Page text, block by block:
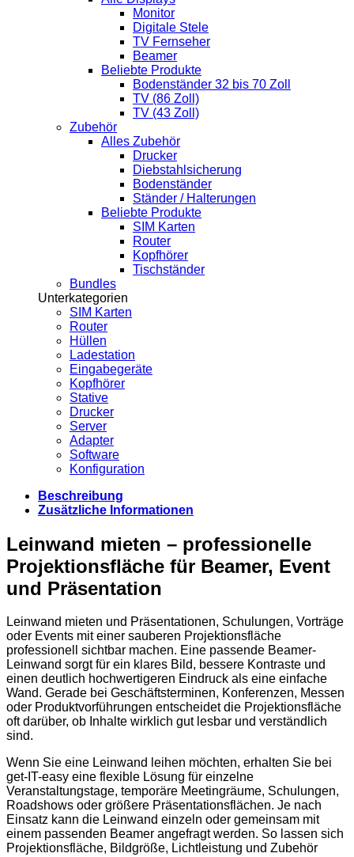
Monitor
Digitale Stele
TV Fernseher
Beamer
Beliebte Produkte
Bodenständer 32 bis 70 Zoll
TV (86 Zoll)
TV (43 Zoll)
Zubehör
Alles Zubehör
Drucker
Diebstahlsicherung
Bodenständer
Ständer / Halterungen
Beliebte Produkte
SIM Karten
Router
Kopfhörer
Tischständer
Bundles
Unterkategorien
SIM Karten
Router
Hüllen
Ladestation
Eingabegeräte
Kopfhörer
Stative
Drucker
Server
Adapter
Software
Konfiguration
Beschreibung
Zusätzliche Informationen
Leinwand mieten – professionelle
Projektionsfläche für Beamer, Event
und Präsentation
Leinwand mieten und Präsentationen, Schulungen, Vorträge
oder Events mit einer sauberen Projektionsfläche
professionell sichtbar machen. Eine passende Beamer-
Leinwand sorgt für ein klares Bild, bessere Kontraste und
einen deutlich hochwertigeren Eindruck als eine einfache
Wand. Gerade bei Geschäftsterminen, Konferenzen, Messen
oder Produktvorführungen entscheidet die Projektionsfläche
oft darüber, ob Inhalte wirklich gut lesbar und verständlich
sind.
Wenn Sie eine Leinwand leihen möchten, erhalten Sie bei
get-IT-easy eine flexible Lösung für einzelne
Veranstaltungstage, temporäre Meetingräume, Schulungen,
Roadshows oder größere Präsentationsflächen. Je nach
Einsatz kann die Leinwand einzeln oder gemeinsam mit
einem passenden Beamer angefragt werden. So lassen sich
Projektionsfläche, Bildgröße, Lichtleistung und Zubehör